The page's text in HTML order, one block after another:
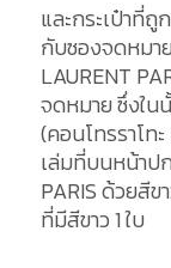
และกระเป๋าที่
กับซองจดหมา
LAURENT
จดหมาย ซึ่งใน
(คอนโทรราโท
เล่มที่บนหน้าป
PARIS ด้วยสี
ที่มีสีขาว 1 ใบ